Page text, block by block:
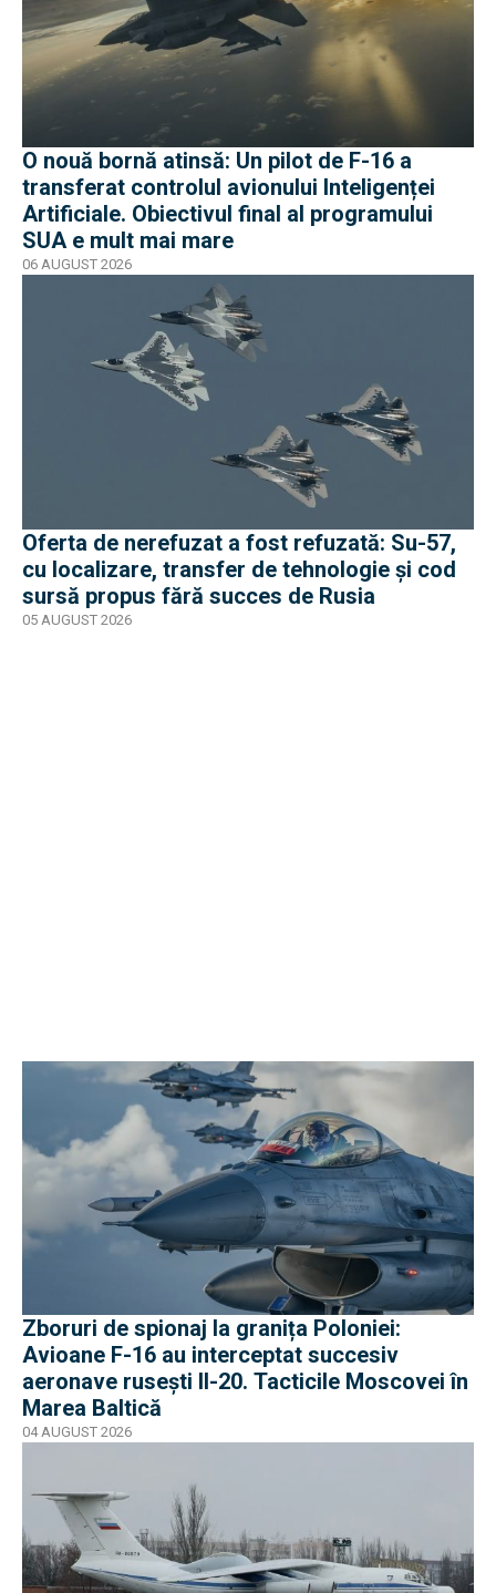
O nouă bornă atinsă: Un pilot de F-16 a
transferat controlul avionului Inteligenței
Artificiale. Obiectivul final al programului
SUA e mult mai mare
06 AUGUST 2026
Oferta de nerefuzat a fost refuzată: Su-57,
cu localizare, transfer de tehnologie și cod
sursă propus fără succes de Rusia
05 AUGUST 2026
Zboruri de spionaj la granița Poloniei:
Avioane F-16 au interceptat succesiv
aeronave rusești Il-20. Tacticile Moscovei în
Marea Baltică
04 AUGUST 2026